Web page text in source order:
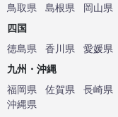
鳥取県
島根県 岡山県
四国
徳島県
香川県 愛媛県
九州・沖縄
福岡県
佐賀県 長崎県
沖縄県